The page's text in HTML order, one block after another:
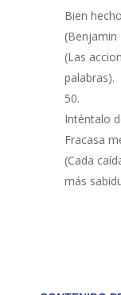
Bien
(Benjamin
(Las
palabras).
Inténtalo
Fracasa
(Cada
más